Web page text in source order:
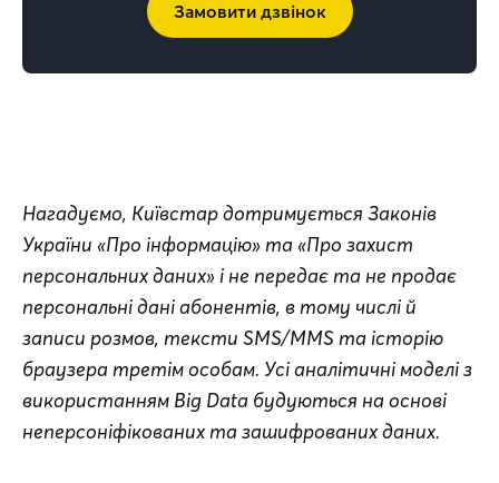
Замовити дзвінок
Нагадуємо, Київстар дотримується Законів
України «Про інформацію» та «Про захист
персональних даних» і не передає та не продає
персональні дані абонентів, в тому числі й
записи розмов, тексти SMS/MMS та історію
браузера третім особам. Усі аналітичні моделі з
використанням Big Data будуються на основі
неперсоніфікованих та зашифрованих даних.